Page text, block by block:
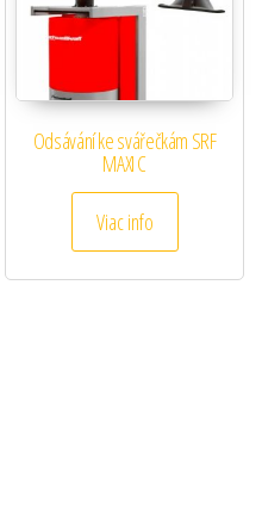
Odsávání ke svářečkám SRF
MAXI C
Viac info